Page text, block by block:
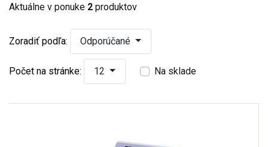
Aktuálne v ponuke 2 produktov
Zoradiť podľa: Odporúčané
Počet na stránke: 12 Na sklade